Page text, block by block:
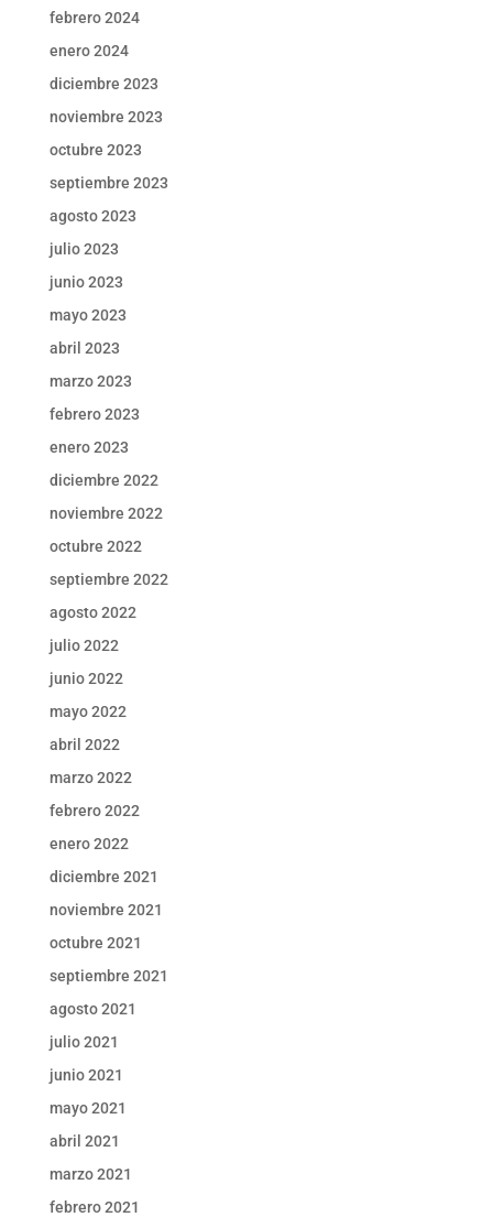
febrero 2024
enero 2024
diciembre 2023
noviembre 2023
octubre 2023
septiembre 2023
agosto 2023
julio 2023
junio 2023
mayo 2023
abril 2023
marzo 2023
febrero 2023
enero 2023
diciembre 2022
noviembre 2022
octubre 2022
septiembre 2022
agosto 2022
julio 2022
junio 2022
mayo 2022
abril 2022
marzo 2022
febrero 2022
enero 2022
diciembre 2021
noviembre 2021
octubre 2021
septiembre 2021
agosto 2021
julio 2021
junio 2021
mayo 2021
abril 2021
marzo 2021
febrero 2021